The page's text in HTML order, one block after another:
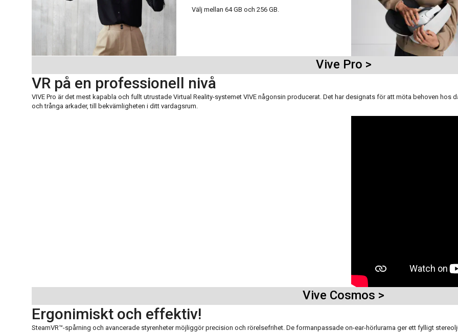
Välj mellan 64 GB och 256 GB.
Vive Pro >
VR på en professionell nivå
VIVE Pro är det mest kapabla och fullt utrustade Virtual Reality-systemet VIVE någonsin producerat. Det har designats för att möta behoven hos
och trånga arkader, till bekvämligheten i ditt vardagsrum.
Vive Cosmos >
Ergonimiskt och effektiv!
SteamVR™-spårning och avancerade styrenheter möjliggör precision och rörelsefrihet. De formanpassade on-ear-hörlurarna ger ett fylligt